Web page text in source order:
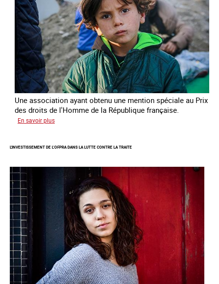
Une association ayant obtenu une mention spéciale au Prix
des droits de l'Homme de la République française.
En savoir plus
enfants
jeunes
victimes
traite
L'INVESTISSEMENT DE L’OFPRA DANS LA LUTTE CONTRE LA TRAITE